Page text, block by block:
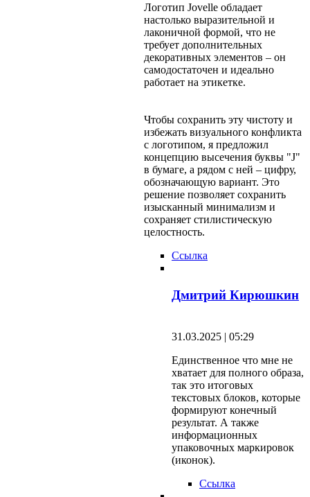
Логотип Jovelle обладает
настолько выразительной и
лаконичной формой, что не
требует дополнительных
декоративных элементов – он
самодостаточен и идеально
работает на этикетке.
Чтобы сохранить эту чистоту и
избежать визуального конфликта
с логотипом, я предложил
концепцию высечения буквы "J"
в бумаге, а рядом с ней – цифру,
обозначающую вариант. Это
решение позволяет сохранить
изысканный минимализм и
сохраняет стилистическую
целостность.
Ссылка
Дмитрий Кирюшкин
31.03.2025 | 05:29
Единственное что мне не
хватает для полного образа,
так это итоговых
текстовых блоков, которые
формируют конечный
результат. А также
информационных
упаковочных маркировок
(иконок).
Ссылка